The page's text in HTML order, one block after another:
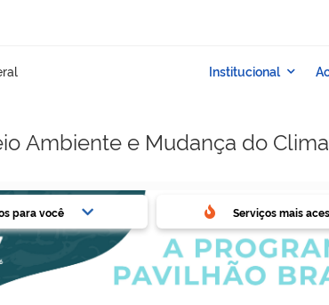
Ambiente e Mudança do Clima
mais acessados do govbr